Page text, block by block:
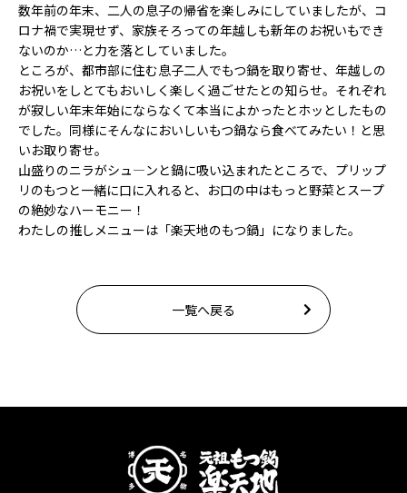
数年前の年末、二人の息子の帰省を楽しみにしていましたが、コ
ロナ禍で実現せず、家族そろっての年越しも新年のお祝いもでき
ないのか…と力を落としていました。
ところが、都市部に住む息子二人でもつ鍋を取り寄せ、年越しの
お祝いをしとてもおいしく楽しく過ごせたとの知らせ。それぞれ
が寂しい年末年始にならなくて本当によかったとホッとしたもの
でした。同様にそんなにおいしいもつ鍋なら食べてみたい！と思
いお取り寄せ。
山盛りのニラがシュ―ンと鍋に吸い込まれたところで、プリップ
リのもつと一緒に口に入れると、お口の中はもっと野菜とスープ
の絶妙なハーモニー！
わたしの推しメニューは「楽天地のもつ鍋」になりました。
一覧へ戻る